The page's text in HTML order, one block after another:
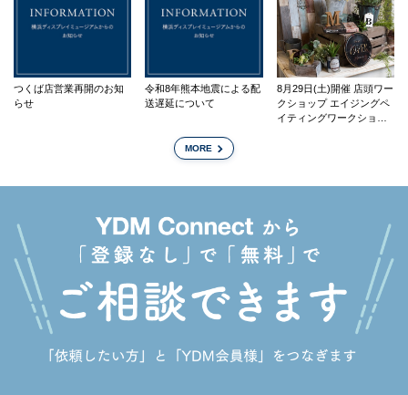
つくば店営業再開のお知
らせ
令和8年熊本地震による配
送遅延について
8月29日(土)開催 店頭ワー
クショップ エイジングペ
イティングワークショッ
MORE